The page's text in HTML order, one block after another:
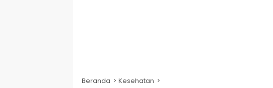
Beranda Kesehatan